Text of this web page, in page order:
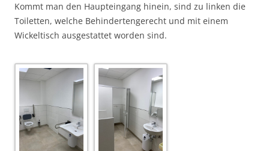
Kommt man den Haupteingang hinein, sind zu linken die
Toiletten, welche Behindertengerecht und mit einem
Wickeltisch ausgestattet worden sind.